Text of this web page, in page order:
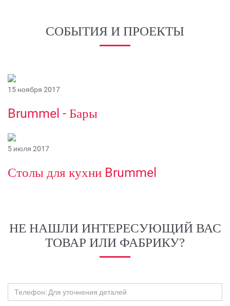
СОБЫТИЯ И ПРОЕКТЫ
15 ноября 2017
Brummel - Бары
5 июля 2017
Столы для кухни Brummel
НЕ НАШЛИ ИНТЕРЕСУЮЩИЙ ВАС
ТОВАР ИЛИ ФАБРИКУ?